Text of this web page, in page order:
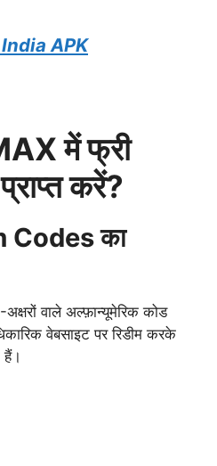
APK
में फ्री
करें?
Codes का
वाले अल्फ़ान्यूमेरिक कोड
वेबसाइट पर रिडीम करके
हैं।